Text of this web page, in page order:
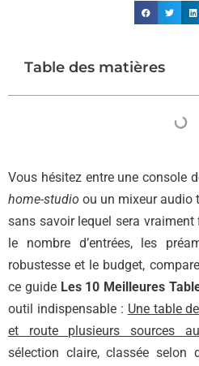
Table des matières
Vous hésitez entre une console
home-studio ou un mixeur audio
sans savoir lequel sera vraiment
le nombre d’entrées, les
robustesse et le budget,
ce guide Les 10 Meilleures
outil indispensable : Une table
et route plusieurs sources
sélection claire, classée selon